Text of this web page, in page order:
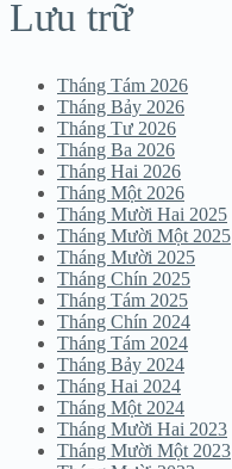
Lưu trữ
Tháng Tám 2026
Tháng Bảy 2026
Tháng Tư 2026
Tháng Ba 2026
Tháng Hai 2026
Tháng Một 2026
Tháng Mười Hai 2025
Tháng Mười Một 2025
Tháng Mười 2025
Tháng Chín 2025
Tháng Tám 2025
Tháng Chín 2024
Tháng Tám 2024
Tháng Bảy 2024
Tháng Hai 2024
Tháng Một 2024
Tháng Mười Hai 2023
Tháng Mười Một 2023